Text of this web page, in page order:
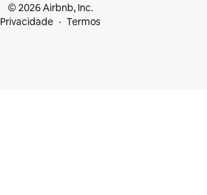
© 2026 Airbnb, Inc.
Privacidade
Termos